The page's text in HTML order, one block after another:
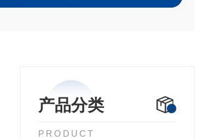
产品分类
PRODUCT